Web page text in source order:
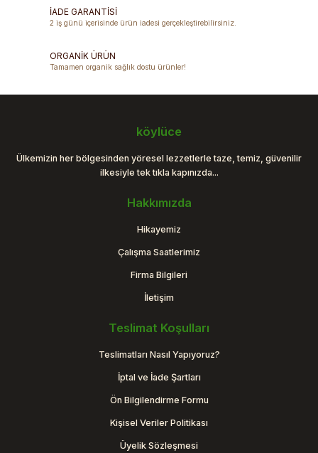
İADE GARANTİSİ
2 iş günü içerisinde ürün iadesi gerçekleştirebilirsiniz.
ORGANİK ÜRÜN
Tamamen organik sağlık dostu ürünler!
köylüce
Ülkemizin her bölgesinden yöresel lezzetlerle taze, temiz, güvenilir
ilkesiyle tek tıkla kapınızda...
Hakkımızda
Hikayemiz
Çalışma Saatlerimiz
Firma Bilgileri
İletişim
Teslimat Koşulları
Teslimatları Nasıl Yapıyoruz?
İptal ve İade Şartları
Ön Bilgilendirme Formu
Kişisel Veriler Politikası
Üyelik Sözleşmesi